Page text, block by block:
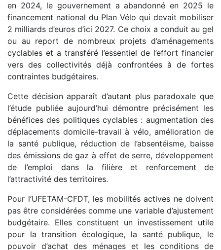
en 2024, le gouvernement a abandonné en 2025 le
financement national du Plan Vélo qui devait mobiliser
2 milliards d’euros d’ici 2027. Ce choix a conduit au gel
ou au report de nombreux projets d’aménagements
cyclables et a transféré l’essentiel de l’effort financier
vers des collectivités déjà confrontées à de fortes
contraintes budgétaires.
Cette décision apparaît d’autant plus paradoxale que
l’étude publiée aujourd’hui démontre précisément les
bénéfices des politiques cyclables : augmentation des
déplacements domicile-travail à vélo, amélioration de
la santé publique, réduction de l’absentéisme, baisse
des émissions de gaz à effet de serre, développement
de l’emploi dans la filière et renforcement de
l’attractivité des territoires.
Pour l’UFETAM-CFDT, les mobilités actives ne doivent
pas être considérées comme une variable d’ajustement
budgétaire. Elles constituent un investissement utile
pour la transition écologique, la santé publique, le
pouvoir d’achat des ménages et les conditions de